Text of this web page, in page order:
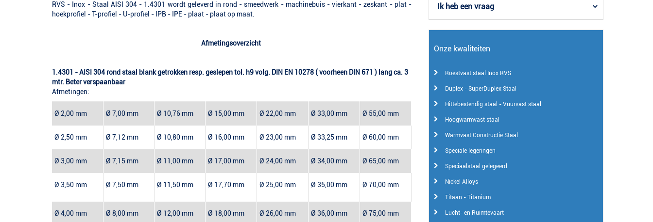
RVS - Inox - Staal AISI 304 - 1.4301 wordt geleverd in rond - smeedwerk - machinebuis - vierkant - zeskant - plat -
hoekprofiel - T-profiel - U-profiel - IPB - IPE - plaat - plaat op maat.
Afmetingsoverzicht
1.4301 - AISI 304 rond staal blank getrokken resp. geslepen tol. h9 volg. DIN EN 10278 ( voorheen DIN 671 ) lang ca. 3
mtr. Beter verspaanbaar
Afmetingen:
Ø 2,00 mm Ø 7,00 mm Ø 10,76 mm Ø 15,00 mm Ø 22,00 mm Ø 33,00 mm Ø 55,00 mm
Ø 2,50 mm Ø 7,12 mm Ø 10,80 mm Ø 16,00 mm Ø 23,00 mm Ø 33,25 mm Ø 60,00 mm
Ø 3,00 mm Ø 7,15 mm Ø 11,00 mm Ø 17,00 mm Ø 24,00 mm Ø 34,00 mm Ø 65,00 mm
Ø 3,50 mm Ø 7,50 mm Ø 11,50 mm Ø 17,70 mm Ø 25,00 mm Ø 35,00 mm Ø 70,00 mm
Ø 4,00 mm Ø 8,00 mm Ø 12,00 mm Ø 18,00 mm Ø 26,00 mm Ø 36,00 mm Ø 75,00 mm
Ik heb een vraag
Onze kwaliteiten
Roestvast staal Inox RVS
Duplex - SuperDuplex Staal
Hittebestendig staal - Vuurvast staal
Hoogwarmvast staal
Warmvast Constructie Staal
Speciale legeringen
Speciaalstaal gelegeerd
Nickel Alloys
Titaan - Titanium
Lucht- en Ruimtevaart